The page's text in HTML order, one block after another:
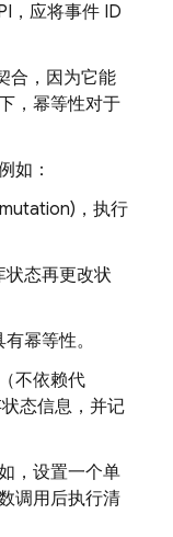
，应将事件 ID
合，因为它能
，幂等性对于
如：
，执行
态再更改状
幂等性。
不依赖代
态信息，并记
，设置一个单
调用后执行清